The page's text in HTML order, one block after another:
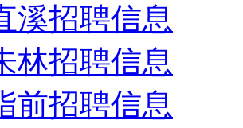
溪招聘信息
林招聘信息
前招聘信息